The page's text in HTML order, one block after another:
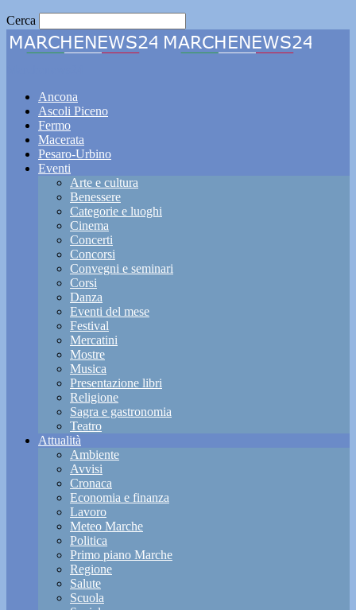
Cerca
Ancona
Ascoli Piceno
Fermo
Macerata
Pesaro-Urbino
Eventi
Arte e cultura
Benessere
Categorie e luoghi
Cinema
Concerti
Concorsi
Convegni e seminari
Corsi
Danza
Eventi del mese
Festival
Mercatini
Mostre
Musica
Presentazione libri
Religione
Sagra e gastronomia
Teatro
Attualità
Ambiente
Avvisi
Cronaca
Economia e finanza
Lavoro
Meteo Marche
Politica
Primo piano Marche
Regione
Salute
Scuola